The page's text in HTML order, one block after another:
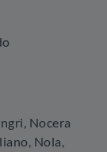
Nocera
Nola,